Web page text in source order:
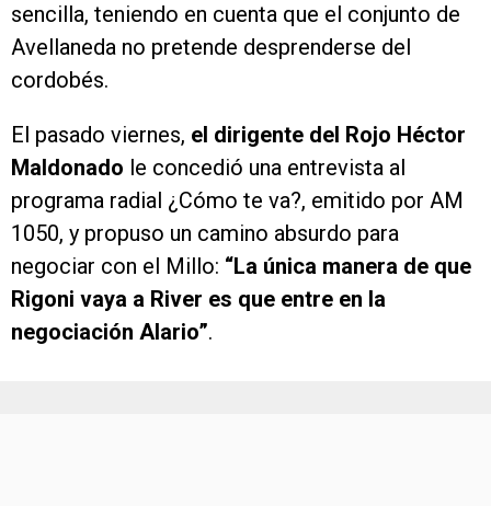
sencilla, teniendo en cuenta que el conjunto de
Avellaneda no pretende desprenderse del
cordobés.
El pasado viernes, el dirigente del Rojo Héctor
Maldonado le concedió una entrevista al
programa radial ¿Cómo te va?, emitido por AM
1050, y propuso un camino absurdo para
negociar con el Millo: “La única manera de que
Rigoni vaya a River es que entre en la
negociación Alario”.